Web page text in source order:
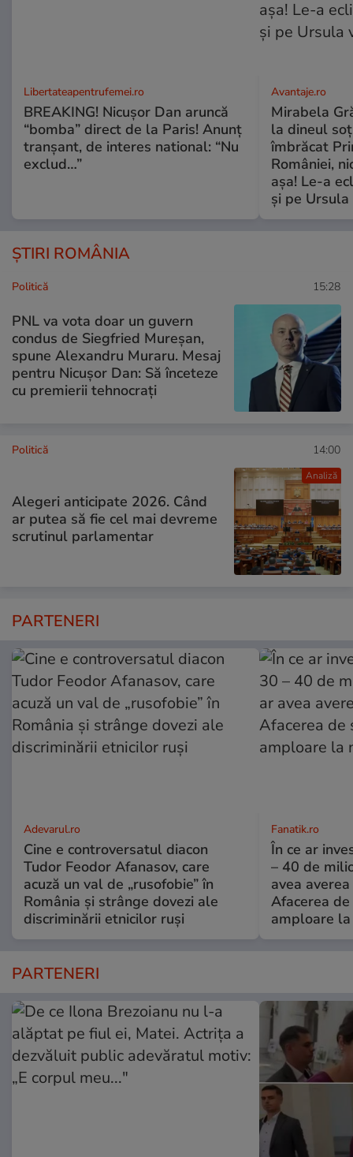
Libertateapentrufemei.ro
BREAKING! Nicușor Dan aruncă
“bomba” direct de la Paris! Anunț
tranșant, de interes national: “Nu
exclud…”
Avantaje.ro
Mirabela
la dineul
îmbrăcat
României,
așa! Le-a
și pe
ȘTIRI ROMÂNIA
Politică 15:28
PNL va vota doar un guvern
condus de Siegfried Mureșan,
spune Alexandru Muraru. Mesaj
pentru Nicușor Dan: Să înceteze
cu premierii tehnocrați
Analiză
Politică 14:00
Alegeri anticipate 2026. Când
ar putea să fie cel mai devreme
scrutinul parlamentar
PARTENERI
Adevarul.ro
Cine e controversatul diacon
Tudor Feodor Afanasov, care
acuză un val de „rusofobie” în
România și strânge dovezi ale
discriminării etnicilor ruși
Fanatik.ro
În ce ar
– 40 de
avea
Afacerea
amploare
PARTENERI